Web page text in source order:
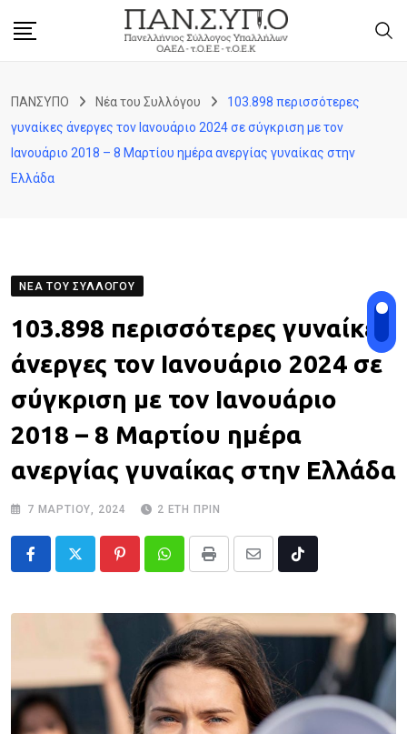
ΠΑΝΣΥΠΟ Νέα του Συλλόγου
103.898 περισσότερες
γυναίκες άνεργες τον Ιανουάριο 2024 σε σύγκριση με τον
Ιανουάριο 2018 – 8 Μαρτίου ημέρα ανεργίας γυναίκας στην
Ελλάδα
ΝΈΑ ΤΟΥ ΣΥΛΛΌΓΟΥ
103.898 περισσότερες γυναίκες
άνεργες τον Ιανουάριο 2024 σε
σύγκριση με τον Ιανουάριο
2018 – 8 Μαρτίου ημέρα
ανεργίας γυναίκας στην Ελλάδα
7 ΜΑΡΤΊΟΥ, 2024 2 ΈΤΗ ΠΡΙΝ
PinterestWhatsappPrint
Share
Email
Tiktok